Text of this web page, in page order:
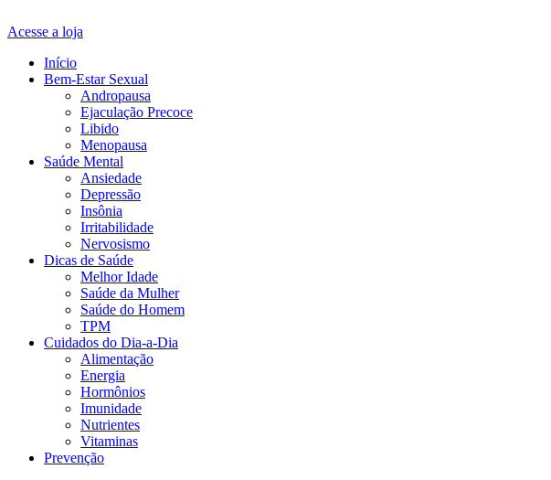
Acesse a loja
Início
Bem-Estar Sexual
Andropausa
Ejaculação Precoce
Libido
Menopausa
Saúde Mental
Ansiedade
Depressão
Insônia
Irritabilidade
Nervosismo
Dicas de Saúde
Melhor Idade
Saúde da Mulher
Saúde do Homem
TPM
Cuidados do Dia-a-Dia
Alimentação
Energia
Hormônios
Imunidade
Nutrientes
Vitaminas
Prevenção